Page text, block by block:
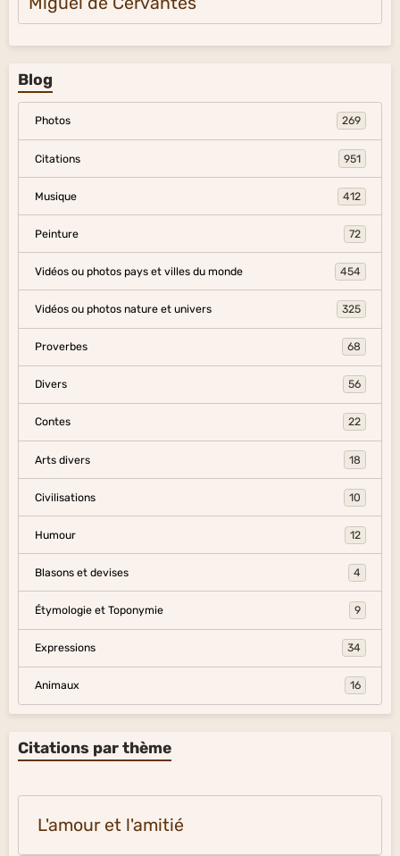
Blog
Photos 269
Citations 951
Musique 412
Peinture 72
Vidéos ou photos pays et villes du monde 454
Vidéos ou photos nature et univers 325
Proverbes 68
Divers 56
Contes 22
Arts divers 18
Civilisations 10
Humour 12
Blasons et devises 4
Étymologie et Toponymie 9
Expressions 34
Animaux 16
Citations par thème
L'amour et l'amitié